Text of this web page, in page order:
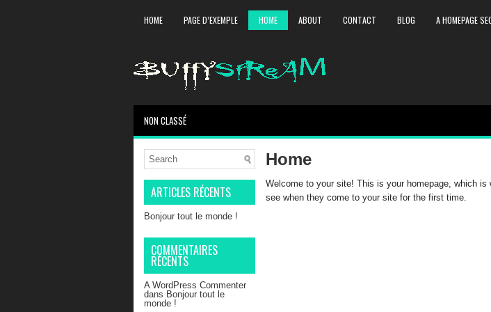
HOME PAGE D’EXEMPLE HOME ABOUT CONTACT BLOG A HOMEPAGE
NON CLASSÉ
Home
Welcome to your site! This is your homepage, which is
see when they come to your site for the first time.
ARTICLES RÉCENTS
Bonjour tout le monde !
COMMENTAIRES
RÉCENTS
A WordPress Commenter
dans Bonjour tout le
monde !